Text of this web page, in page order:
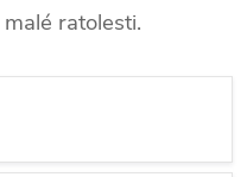
ratolesti.